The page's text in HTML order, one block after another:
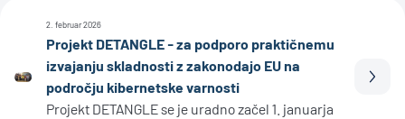
2. februar 2026
Projekt DETANGLE - za podporo praktičnemu
izvajanju skladnosti z zakonodajo EU na
področju kibernetske varnosti
Projekt DETANGLE se je uradno začel 1. januarja